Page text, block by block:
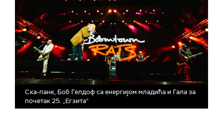
Ска-панк, Боб Гелдоф са енергијом младића и Гала за
почетак 25. „Егзита“